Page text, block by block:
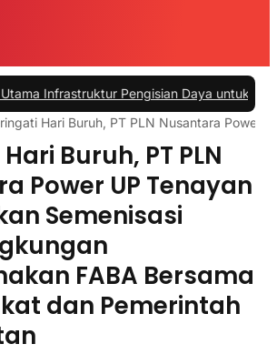
Pengisian Daya untuk Mobil Listrik
Hari Buruh, PT PLN Nusantara Power
Buruh, PT PLN
Power UP Tenayan
Semenisasi
FABA Bersama
dan Pemerintah